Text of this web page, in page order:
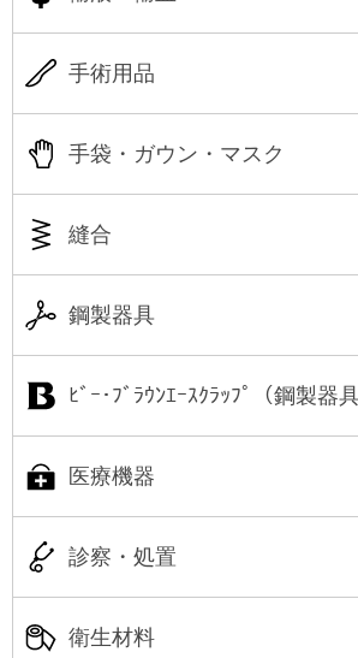
手術用品
手袋・ガウン・マスク
縫合
鋼製器具
ﾋﾞｰ･ﾌﾞﾗｳﾝｴｰｽｸﾗｯﾌﾟ（鋼製器
医療機器
診察・処置
衛生材料